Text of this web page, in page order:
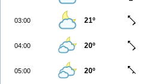
03:00 21º
04:00 20º
05:00 20º